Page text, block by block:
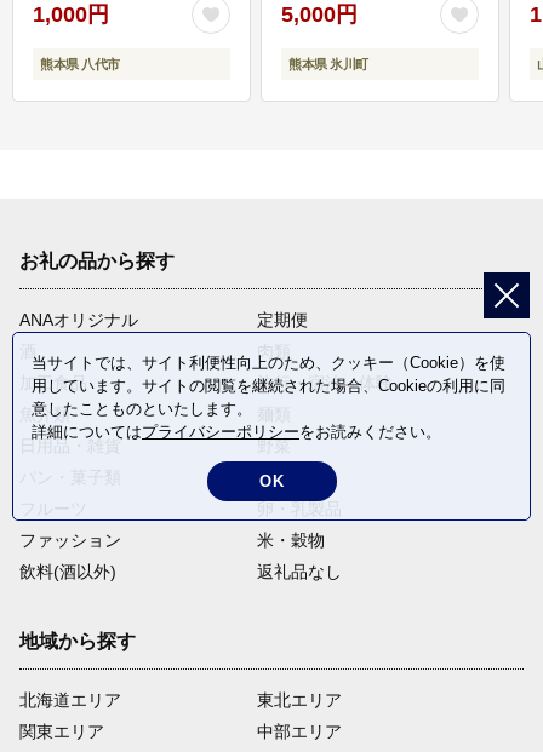
1,000円
熊本県 八代市
5,000円
熊本県 氷川町
お礼の品から探す
ANAオリジナル
定期便
酒
肉類
加工食品
旅行・宿泊・体験
魚介類
日用品・雑貨
野菜
電化製品
ファッション
米・穀物
飲料(酒以外)
返礼品なし
地域から探す
北海道エリア
関東エリア
東北エリア
中部エリア
当サイトでは、サイト利便性向上のため、クッキー（Cookie）を使
用しています。サイトの閲覧を継続された場合、Cookieの利用に同
意したことものといたします。
詳細についてはプライバシーポリシーをお読みください。
OK